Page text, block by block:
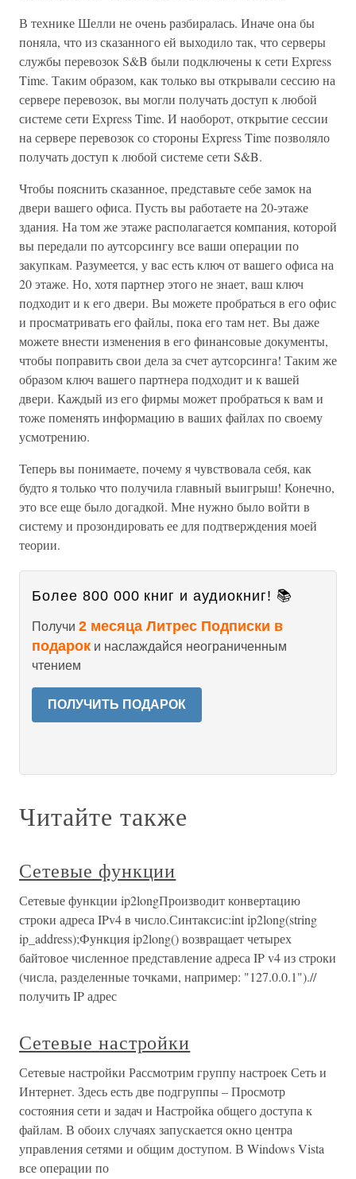
В технике Шелли не очень разбиралась. Иначе она бы
поняла, что из сказанного ей выходило так, что серверы
службы перевозок S&B были подключены к сети Express
Time. Таким образом, как только вы открывали сессию на
сервере перевозок, вы могли получать доступ к любой
системе сети Express Time. И наоборот, открытие сессии
на сервере перевозок со стороны Express Time позволяло
получать доступ к любой системе сети S&B.
Чтобы пояснить сказанное, представьте себе замок на
двери вашего офиса. Пусть вы работаете на 20-этаже
здания. На том же этаже располагается компания, которой
вы передали по аутсорсингу все ваши операции по
закупкам. Разумеется, у вас есть ключ от вашего офиса на
20 этаже. Но, хотя партнер этого не знает, ваш ключ
подходит и к его двери. Вы можете пробраться в его офис
и просматривать его файлы, пока его там нет. Вы даже
можете внести изменения в его финансовые документы,
чтобы поправить свои дела за счет аутсорсинга! Таким же
образом ключ вашего партнера подходит и к вашей
двери. Каждый из его фирмы может пробраться к вам и
тоже поменять информацию в ваших файлах по своему
усмотрению.
Теперь вы понимаете, почему я чувствовала себя, как
будто я только что получила главный выигрыш! Конечно,
это все еще было догадкой. Мне нужно было войти в
систему и прозондировать ее для подтверждения моей
теории.
Более 800 000 книг и аудиокниг! 📚
Получи 2 месяца Литрес Подписки в
подарок и наслаждайся неограниченным
чтением
ПОЛУЧИТЬ ПОДАРОК
Читайте также
Сетевые функции
Сетевые функции ip2longПроизводит конвертацию
строки адреса IPv4 в число.Синтаксис:int ip2long(string
ip_address);Функция ip2long() возвращает четырех
байтовое численное представление адреса IP v4 из строки
(числа, разделенные точками, например: "127.0.0.1").//
получить IP адрес
Сетевые настройки
Сетевые настройки Рассмотрим группу настроек Сеть и
Интернет. Здесь есть две подгруппы – Просмотр
состояния сети и задач и Настройка общего доступа к
файлам. В обоих случаях запускается окно центра
управления сетями и общим доступом. В Windows Vista
все операции по